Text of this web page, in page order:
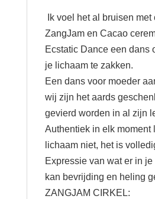
11/01/2026
aantal
Ik voel het al bruisen met
ZangJam en Cacao
Ecstatic Dance een dans
je lichaam te zakken.
Een dans voor moeder
wij zijn het aards
gevierd worden in al zijn
Authentiek in elk moment
lichaam niet, het is
Expressie van wat er in
kan bevrijding en heling
ZANGJAM CIRKEL: